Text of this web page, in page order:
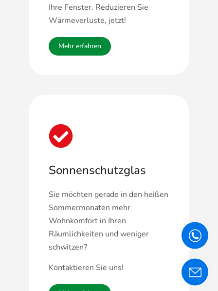
Ihre Fenster. Reduzieren Sie
Wärmeverluste, jetzt!
Mehr erfahren
Sonnenschutzglas
Sie möchten gerade in den heißen
Sommermonaten mehr
Wohnkomfort in Ihren
Räumlichkeiten und weniger
schwitzen?
Kontaktieren Sie uns!